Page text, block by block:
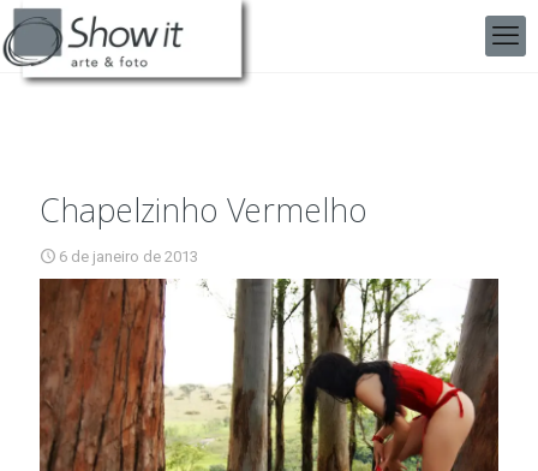
Chapelzinho Vermelho
6 de janeiro de 2013